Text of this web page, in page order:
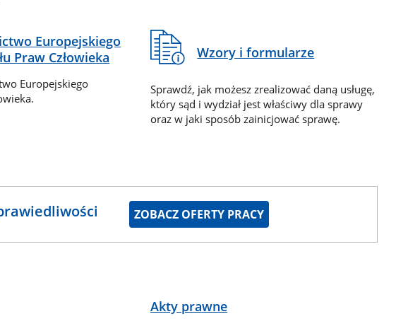
Europejskiego
Praw Człowieka
Europejskiego
Wzory i formularze
Sprawdź, jak możesz zrealizować daną usługę,
który sąd i wydział jest właściwy dla sprawy
oraz w jaki sposób zainicjować sprawę.
ZOBACZ OFERTY PRACY
Akty prawne